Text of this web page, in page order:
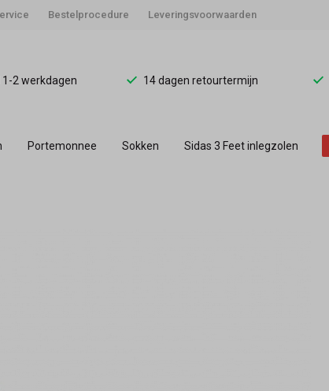
Bestelprocedure Leveringsvoorwaarden
1-2 werkdagen 14 dagen retourtermijn
Portemonnee Sokken Sidas 3 Feet inlegzolen